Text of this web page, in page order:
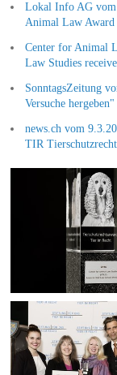
Lokal Info AG vom
Animal Law Award
Center for Animal
Law Studies
SonntagsZeitung
Versuche hergeben"
news.ch vom
TIR